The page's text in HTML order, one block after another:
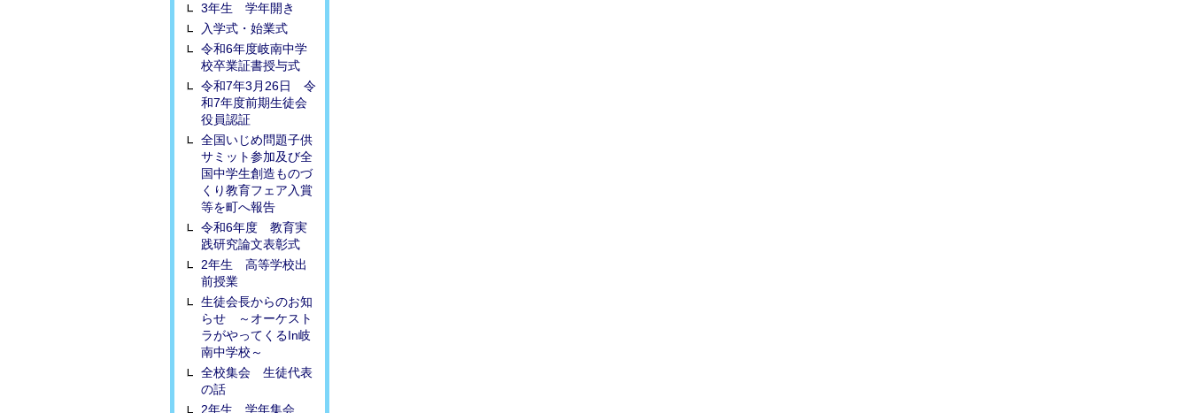
3年生 学年開き
入学式・始業式
令和6年度岐南中学
校卒業証書授与式
令和7年3月26日 令
和7年度前期生徒会
役員認証
全国いじめ問題子供
サミット参加及び全
国中学生創造ものづ
くり教育フェア入賞
等を町へ報告
令和6年度 教育実
践研究論文表彰式
2年生 高等学校出
前授業
生徒会長からのお知
らせ ～オーケスト
ラがやってくるIn岐
南中学校～
全校集会 生徒代表
の話
2年生 学年集会